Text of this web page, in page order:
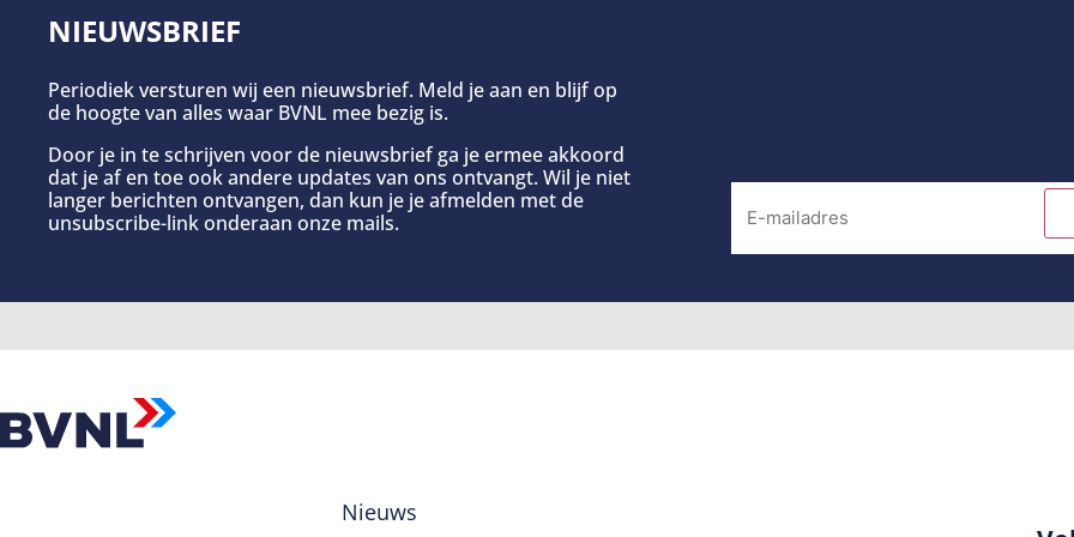
NIEUWSBRIEF
Periodiek versturen wij een nieuwsbrief. Meld je aan en blijf op
de hoogte van alles waar BVNL mee bezig is.
Door je in te schrijven voor de nieuwsbrief ga je ermee akkoord
dat je af en toe ook andere updates van ons ontvangt. Wil je niet
langer berichten ontvangen, dan kun je je afmelden met de
unsubscribe-link onderaan onze mails.
Nieuws